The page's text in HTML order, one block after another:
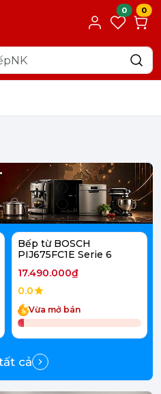
0 0
Bếp từ BOSCH
PIJ675FC1E Serie 6
17.490.000₫
0.0
Vừa mở bán
cả